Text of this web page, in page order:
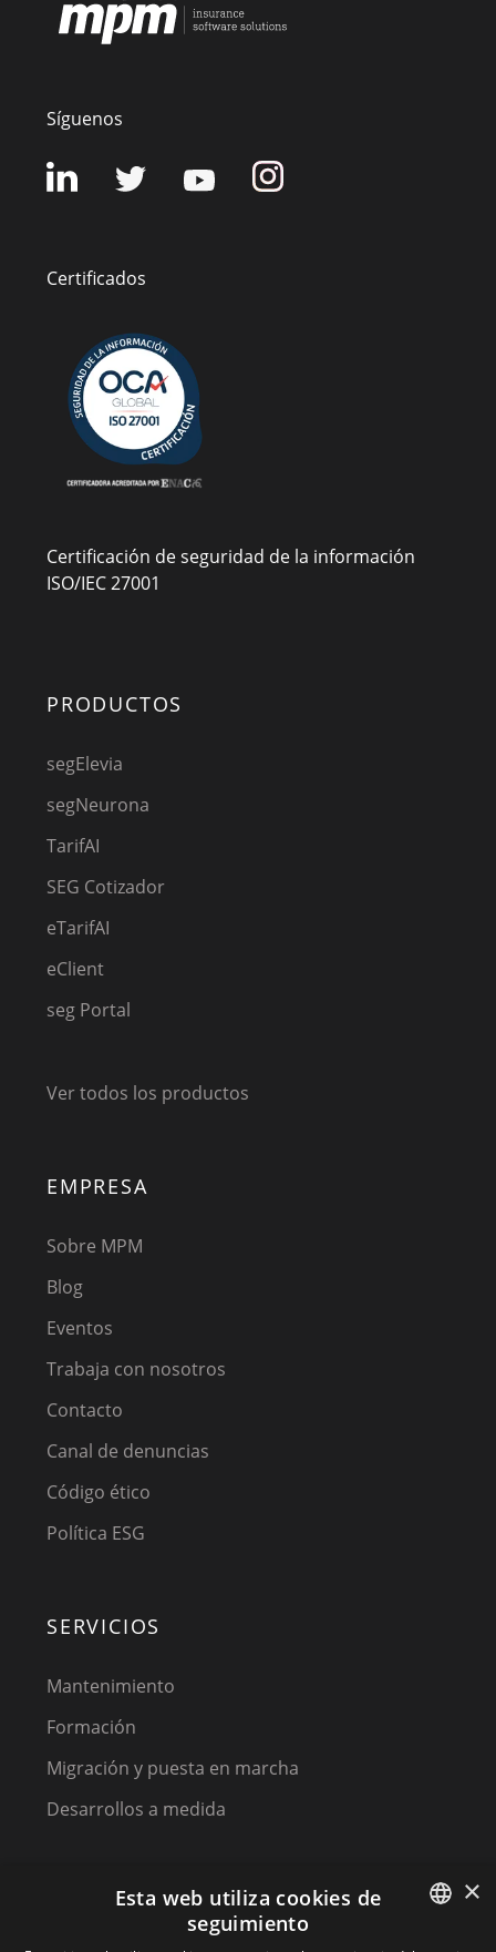
Síguenos
Certificados
Certificación de seguridad de la información
ISO/IEC 27001
PRODUCTOS
segElevia
segNeurona
TarifAI
SEG Cotizador
eTarifAI
eClient
seg Portal
Ver todos los productos
EMPRESA
Sobre MPM
Blog
Eventos
Trabaja con nosotros
Contacto
Canal de denuncias
Código ético
Política ESG
SERVICIOS
Mantenimiento
Formación
Migración y puesta en marcha
Desarrollos a medida
×
Esta web utiliza cookies de
seguimiento